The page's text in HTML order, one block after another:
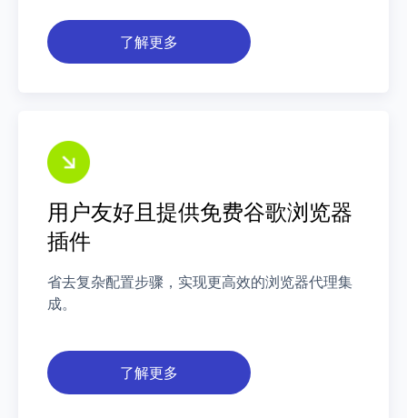
了解更多
用户友好且提供免费谷歌浏览器
插件
省去复杂配置步骤，实现更高效的浏览器代理集
成。
了解更多